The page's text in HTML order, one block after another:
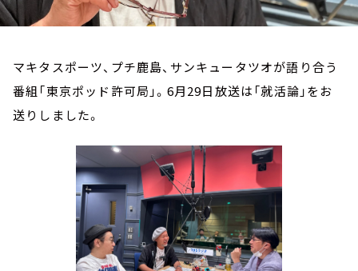
マキタスポーツ、プチ鹿島、サンキュータツオが語り合う
番組「東京ポッド許可局」。6月29日放送は「就活論」をお
送りしました。